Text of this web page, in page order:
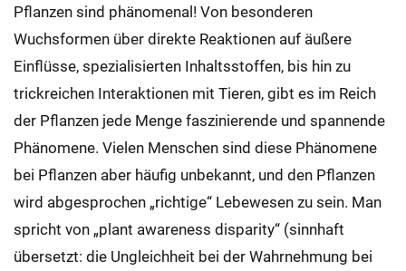
Pflanzen sind phänomenal! Von besonderen
Wuchsformen über direkte Reaktionen auf äußere
Einflüsse, spezialisierten Inhaltsstoffen, bis hin zu
trickreichen Interaktionen mit Tieren, gibt es im Reich
der Pflanzen jede Menge faszinierende und spannende
Phänomene. Vielen Menschen sind diese Phänomene
bei Pflanzen aber häufig unbekannt, und den Pflanzen
wird abgesprochen „richtige“ Lebewesen zu sein. Man
spricht von „plant awareness disparity“ (sinnhaft
übersetzt: die Ungleichheit bei der Wahrnehmung bei